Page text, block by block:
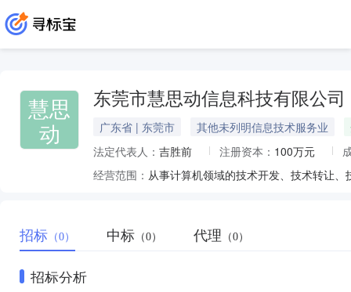
慧思
动
东莞市慧思动信息科技有限公司
广东省 | 东莞市 其他未列明信息技术服务业
法定代表人： 吉胜前 注册资本： 100万元
经营范围：
招标 （0） 中标 （0） 代理 （0）
招标分析